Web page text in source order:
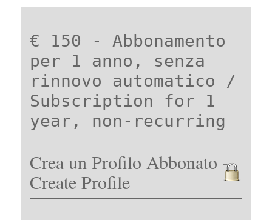
€ 150 - Abbonamento
per 1 anno, senza
rinnovo automatico /
Subscription for 1
year, non-recurring
Crea un Profilo Abbonato -
Create Profile